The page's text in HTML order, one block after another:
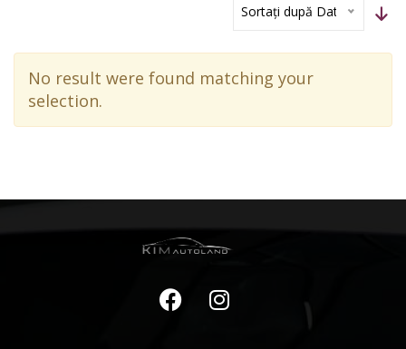
Sortați după Dată
No result were found matching your
selection.